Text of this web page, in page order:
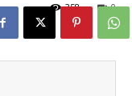
0
358